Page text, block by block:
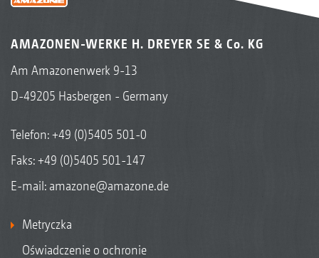
AMAZONEN-WERKE H. DREYER SE & Co. KG
Am Amazonenwerk 9-13
D-49205 Hasbergen - Germany
Telefon:+49 (0)5405 501-0
Faks: +49 (0)5405 501-147
E-mail: amazone@amazone.de
Metryczka
Oświadczenie o ochronie